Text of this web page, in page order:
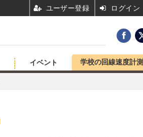
イベント 学校の回線速度計測
ユーザー登録 ログイン